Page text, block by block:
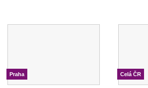
Praha Celá ČR